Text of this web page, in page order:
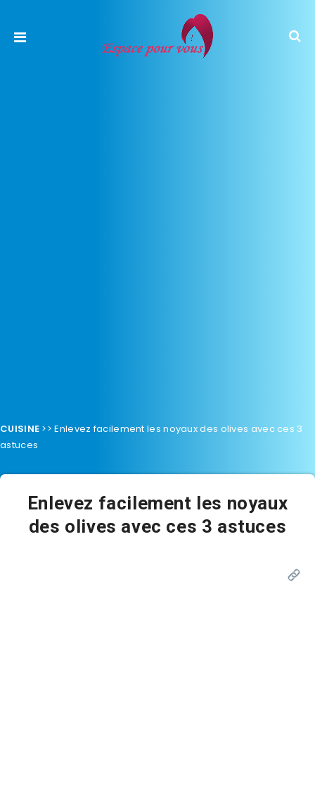
CUISINE >>Enlevez facilement les noyaux des olives avec ces 3
astuces
Enlevez facilement les noyaux
des olives avec ces 3 astuces